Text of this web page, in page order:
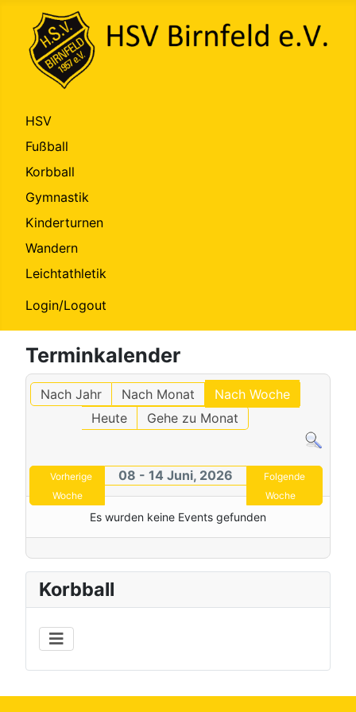
HSV
Fußball
Korbball
Gymnastik
Kinderturnen
Wandern
Leichtathletik
Login/Logout
Terminkalender
Nach Jahr Nach Monat
Nach Woche
Heute
Gehe zu Monat
Vorherige
Woche
08 - 14 Juni, 2026
Folgende
Woche
Es wurden keine Events gefunden
Korbball